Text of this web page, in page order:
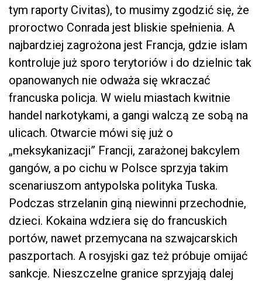
tym raporty Civitas), to musimy zgodzić się, że
proroctwo Conrada jest bliskie spełnienia. A
najbardziej zagrożona jest Francja, gdzie islam
kontroluje już sporo terytoriów i do dzielnic tak
opanowanych nie odważa się wkraczać
francuska policja. W wielu miastach kwitnie
handel narkotykami, a gangi walczą ze sobą na
ulicach. Otwarcie mówi się już o
„meksykanizacji” Francji, zarażonej bakcylem
gangów, a po cichu w Polsce sprzyja takim
scenariuszom antypolska polityka Tuska.
Podczas strzelanin giną niewinni przechodnie,
dzieci. Kokaina wdziera się do francuskich
portów, nawet przemycana na szwajcarskich
paszportach. A rosyjski gaz też próbuje omijać
sankcje. Nieszczelne granice sprzyjają dalej